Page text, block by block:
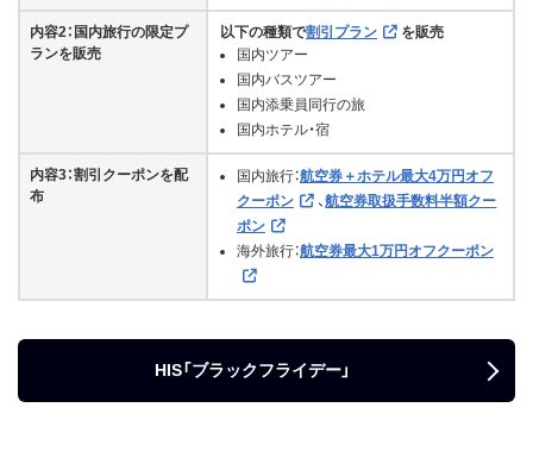
内容2：国内旅行の限定プ
ランを販売
以下の種類で割引プラン
を販売
国内ツアー
国内バスツアー
国内添乗員同行の旅
国内ホテル・宿
内容3：割引クーポンを配
布
国内旅行：航空券＋ホテル最大4万円オフ
クーポン
、航空券取扱手数料半額クー
ポン
海外旅行：航空券最大1万円オフクーポン
HIS「ブラックフライデー」